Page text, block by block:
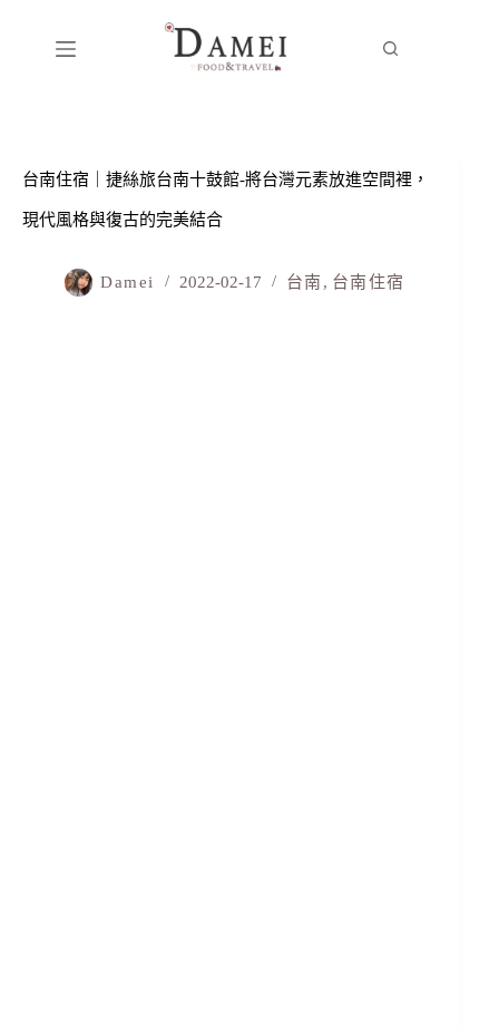
台南住宿｜捷絲旅台南十鼓館-將台灣元素放進空間裡，
現代風格與復古的完美結合
Damei 2022-02-17 台南 , 台南住宿